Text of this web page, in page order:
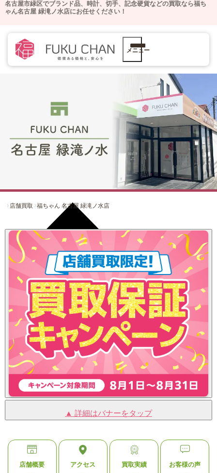
名古屋市緑区でブランド品、時計、切手、記念硬貨などの買取なら福ち
ゃん名古屋 緑滝ノ水店にお任せください！
メニュー
店舗買取 福ちゃん 名古屋 緑滝ノ水店
▲ 詳細はバナーをタップ
店舗概要 アクセス 買取実績 お客様の声